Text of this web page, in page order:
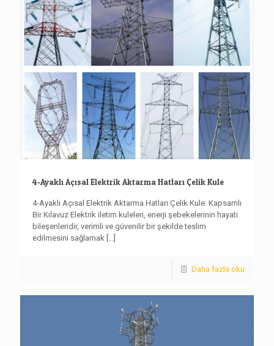
4-Ayaklı Açısal Elektrik Aktarma Hatları Çelik Kule
4-Ayaklı Açısal Elektrik Aktarma Hatları Çelik Kule: Kapsamlı
Bir Kılavuz Elektrik iletim kuleleri, enerji şebekelerinin hayati
bileşenleridir, verimli ve güvenilir bir şekilde teslim
edilmesini sağlamak [...]
Daha fazla oku